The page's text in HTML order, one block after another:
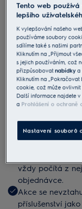
Podmínky akce
Akce platí pouze u
studií a truhláren.
odvolání.
Akci lze uplatnit
Set musí
produktových
Set musí
spotřebiče a je
vždy počítá z
objednávce.
Akce se
příslušenství
Tento web
lepšího
K vylepšování našeho
používáme soubory
sdílíme také s našimi
Kliknutím na „Přijmout
s jejich používáním, což
přizpůsobovatnabídky a
Kliknutím na
cookie, což může ovlivnit
Další informace najdete
a Prohlášení o ochraně
Nastavení souborů